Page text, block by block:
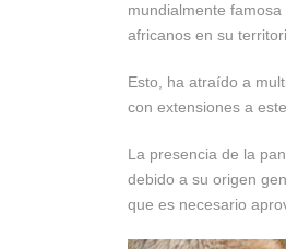
mundialmente
africanos en su
Esto, ha atraído a
con extensiones a
La presencia de la
debido a su origen
que es necesario